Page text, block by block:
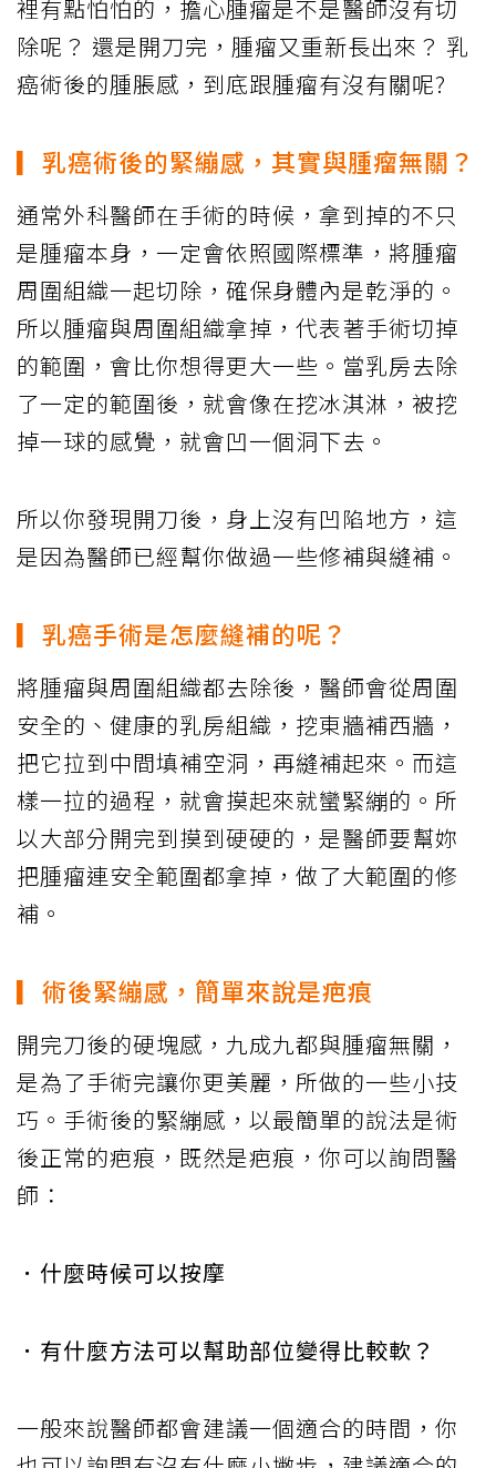
裡有點怕怕的，擔心腫瘤是不是醫師沒有切
除呢？ 還是開刀完，腫瘤又重新長出來？ 乳
癌術後的腫脹感，到底跟腫瘤有沒有關呢?
▎乳癌術後的緊繃感，其實與腫瘤無關？
通常外科醫師在手術的時候，拿到掉的不只
是腫瘤本身，一定會依照國際標準，將腫瘤
周圍組織一起切除，確保身體內是乾淨的。
所以腫瘤與周圍組織拿掉，代表著手術切掉
的範圍，會比你想得更大一些。當乳房去除
了一定的範圍後，就會像在挖冰淇淋，被挖
掉一球的感覺，就會凹一個洞下去。
所以你發現開刀後，身上沒有凹陷地方，這
是因為醫師已經幫你做過一些修補與縫補。
▎乳癌手術是怎麼縫補的呢？
將腫瘤與周圍組織都去除後，醫師會從周圍
安全的、健康的乳房組織，挖東牆補西牆，
把它拉到中間填補空洞，再縫補起來。而這
樣一拉的過程，就會摸起來就蠻緊繃的。所
以大部分開完到摸到硬硬的，是醫師要幫妳
把腫瘤連安全範圍都拿掉，做了大範圍的修
補。
▎術後緊繃感，簡單來說是疤痕
開完刀後的硬塊感，九成九都與腫瘤無關，
是為了手術完讓你更美麗，所做的一些小技
巧。手術後的緊繃感，以最簡單的說法是術
後正常的疤痕，既然是疤痕，你可以詢問醫
師：
．什麼時候可以按摩
．有什麼方法可以幫助部位變得比較軟？
一般來說醫師都會建議一個適合的時間，你